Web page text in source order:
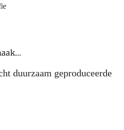
…
duurzaam geproduceerde